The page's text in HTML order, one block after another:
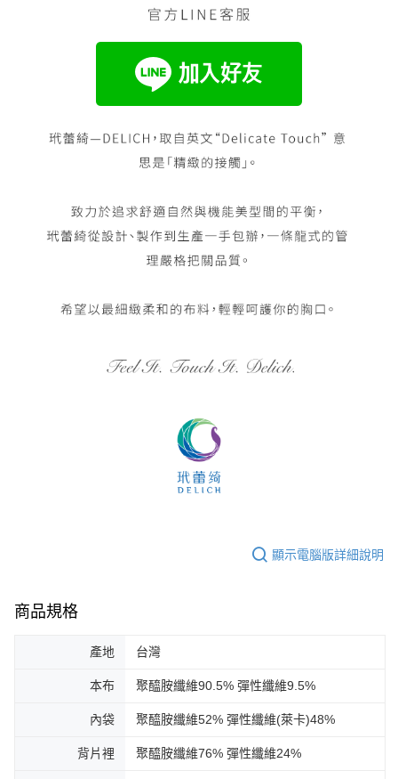
顯示電腦版詳細說明
商品規格
產地 台灣
本布 聚醯胺纖維90.5% 彈性纖維9.5%
內袋 聚醯胺纖維52% 彈性纖維(萊卡)48%
背片裡 聚醯胺纖維76% 彈性纖維24%